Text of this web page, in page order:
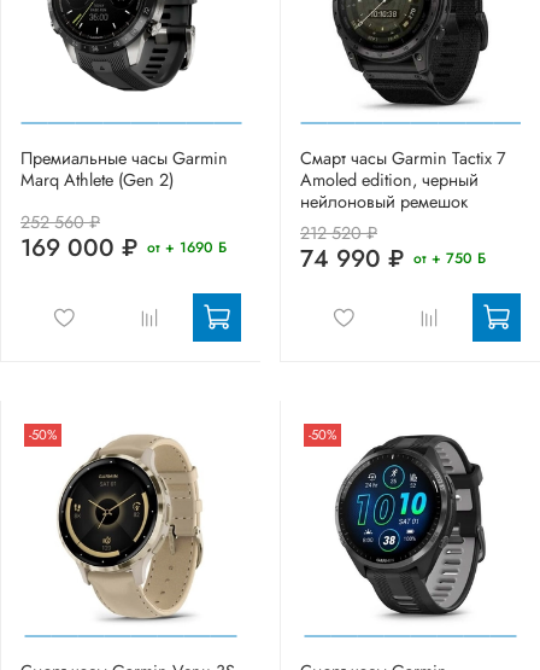
Премиальные часы Garmin
Marq Athlete (Gen 2)
252 560 ₽
169 000 ₽ от + 1690 Б
Смарт часы Garmin Tactix 7
Amoled edition, черный
нейлоновый ремешок
212 520 ₽
74 990 ₽ от + 750 Б
-50% -50%